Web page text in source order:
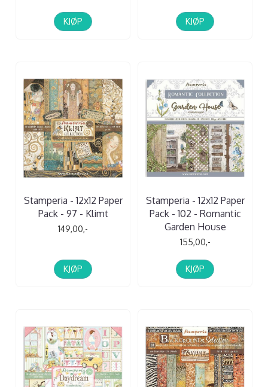
KJØP KJØP
Stamperia - 12x12 Paper
Pack - 97 - Klimt
149,00,-
KJØP
Stamperia - 12x12 Paper
Pack - 102 - Romantic
Garden House
155,00,-
KJØP